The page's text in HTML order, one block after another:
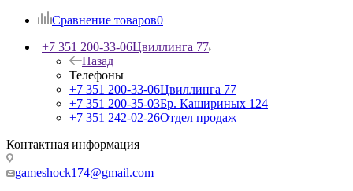
Сравнение товаров0
+7 351 200-33-06Цвиллинга 77
Назад
Телефоны
+7 351 200-33-06Цвиллинга 77
+7 351 200-35-03Бр. Кашириных 124
+7 351 242-02-26Отдел продаж
Контактная информация
gameshock174@gmail.com